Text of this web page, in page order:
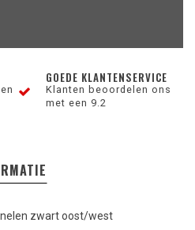
GOEDE KLANTENSERVICE
Klanten beoordelen ons
met een 9.2
zwart oost/west